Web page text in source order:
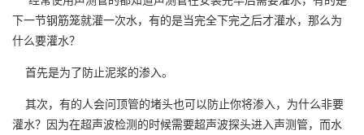
下一节钢筋笼就灌一次水，有的是当完全下完之后才灌水，那么为
什么要灌水？
首先是为了防止泥浆的渗入。
其次，有的人会问顶管的堵头也可以防止你将渗入，为什么非要
灌水？因为在超声波检测的时候需要超声波探头进入声测管，而水